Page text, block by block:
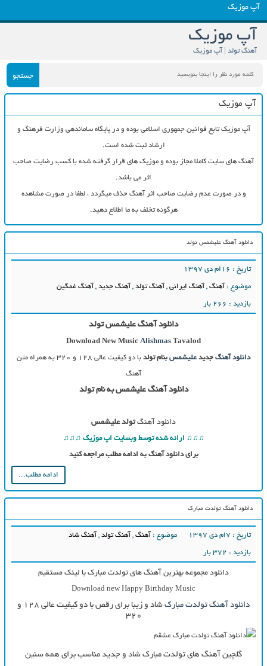
آپ موزیک
آپ موزیک
آهنگ تولد | آپ موزیک
جستجو
آپ موزیک
آپ موزیک تابع قوانین جمهوری اسلامی بوده و در پایگاه ساماندهی وزارت فرهنگ و
ارشاد ثبت شده است.
آهنگ های سایت کاملا مجاز بوده و موزیک های قرار گرفته شده با کسب رضایت صاحب
اثر می باشد.
و در صورت عدم رضایت صاحب اثر آهنگ حذف میگردد ، لطفا در صورت مشاهده
هرگونه تخلف به ما اطلاع دهید.
دانلود آهنگ علیشمس تولد
تاریخ : ۱۶ام دی ۱۳۹۷
موضوع : آهنگ, آهنگ ایرانی, آهنگ تولد, آهنگ جدید, آهنگ غمگین
بازدید : 266 بار
دانلود آهنگ علیشمس تولد
Download New Music Alishmas Tavalod
دانلود آهنگ جدید علیشمس بنام تولد با دو کیفیت عالی ۱۲۸ و ۳۲۰ به همراه متن
آهنگ
دانلود آهنگ علیشمس به نام تولد
دانلود آهنگتولد علیشمس
♫♫♫ ارائه شده توسط وبسایت اپ موزیک ♫♫♫
برای دانلود آهنگ به ادامه مطلب مراجعه کنید
ادامه مطلب...
دانلود آهنگ تولدت مبارک
تاریخ : ۷ام دی ۱۳۹۷ موضوع : آهنگ, آهنگ تولد, آهنگ شاد
بازدید : 372 بار
دانلود مجموعه بهترین آهنگ های تولدت مبارک با لینک مستقیم
Download new Happy Birthday Music
دانلود آهنگ تولدت مبارک
شاد و زیبا برای رقص با دو کیفیت عالی ۱۲۸ و
۳۲۰
گلچین آهنگ های تولدت مبارک شاد و جدید مناسب برای همه سنین